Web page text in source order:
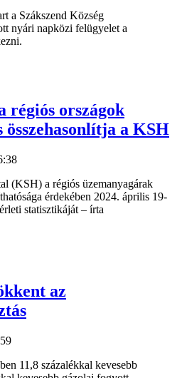
a Szákszend Község
nyári napközi felügyelet a
régiós országok
a KSH
(KSH) a régiós üzemanyagárak
érdekében 2024. április 19-
statisztikáját – írta
az
11,8 százalékkal kevesebb